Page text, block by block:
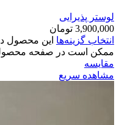
لوستر پذیرایی
3,900,000 تومان
انتخاب گزینه‌ها این محصول
ممکن است در صفحه محصول
مقایسه
مشاهده سریع